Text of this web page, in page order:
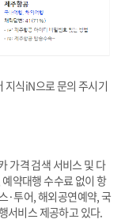
지식iN으로 문의 주시기
가격 검색 서비스 및 다
약대행 수수료 없이 항
·투어, 해외공연예약, 국
서비스 제공하고 있다.